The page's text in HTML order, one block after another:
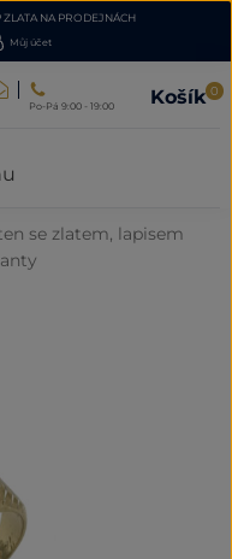
ZLATA NA PRODEJNÁCH
Můj účet
Po-Pá 9:00 - 19:00 Košík 0
se zlatem, lapisem